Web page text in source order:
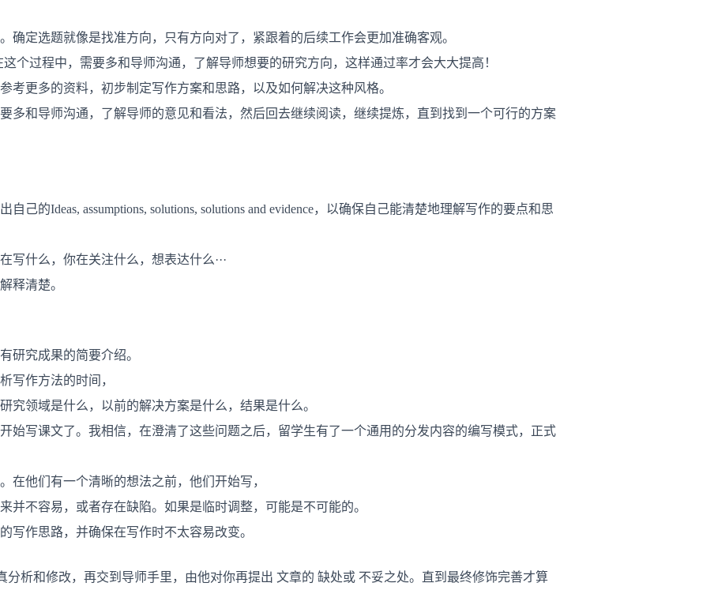
确定选题就像是找准方向，只有方向对了，紧跟着的后续工作会更加准确客观。
个过程中，需要多和导师沟通，了解导师想要的研究方向，这样通过率才会大大提高！
考更多的资料，初步制定写作方案和思路，以及如何解决这种风格。
多和导师沟通，了解导师的意见和看法，然后回去继续阅读，继续提炼，直到找到一个可行的方案
己的Ideas, assumptions, solutions, solutions and evidence，以确保自己能清楚地理解写作的要点和思
写什么，你在关注什么，想表达什么···
释清楚。
研究成果的简要介绍。
写作方法的时间，
究领域是什么，以前的解决方案是什么，结果是什么。
始写课文了。我相信，在澄清了这些问题之后，留学生有了一个通用的分发内容的编写模式，正式
在他们有一个清晰的想法之前，他们开始写，
并不容易，或者存在缺陷。如果是临时调整，可能是不可能的。
写作思路，并确保在写作时不太容易改变。
分析和修改，再交到导师手里，由他对你再提出 文章的 缺处或 不妥之处。直到最终修饰完善才算